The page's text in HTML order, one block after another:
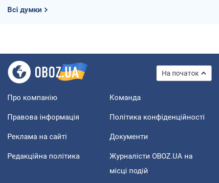
Всі думки
На початок
Про компанію Команда
Правова інформація Політика конфіденційності
Реклама на сайті Документи
Редакційна політика
Журналісти OBOZ.UA на
місці подій